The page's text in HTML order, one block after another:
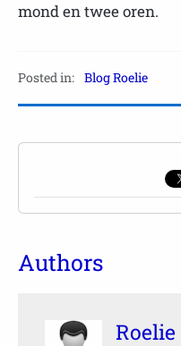
mond en twee oren.
Posted in: Blog Roelie
Authors